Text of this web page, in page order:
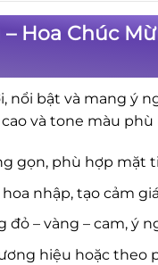
Hoa Chúc
nổi bật và mang ý
và tone màu phù
gọn, phù hợp mặt
nhập, tạo cảm
– vàng – cam, ý
hiệu hoặc theo